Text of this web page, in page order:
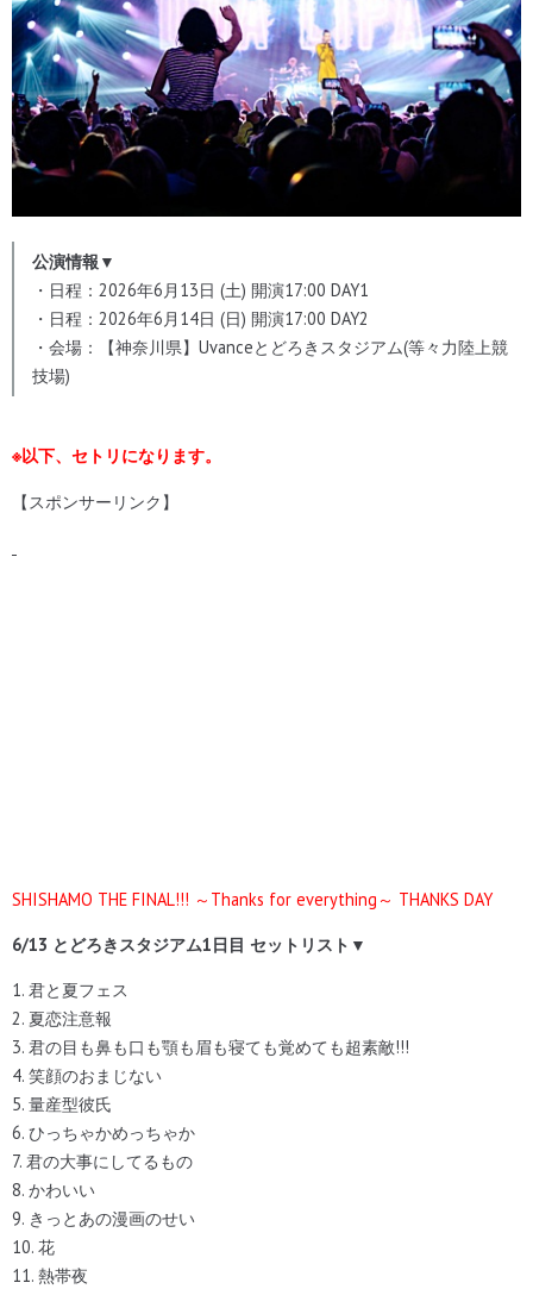
公演情報▼
・日程：2026年6月13日 (土) 開演17:00 DAY1
・日程：2026年6月14日 (日) 開演17:00 DAY2
・会場：【神奈川県】Uvanceとどろきスタジアム(等々力陸上競
技場)
※以下、セトリになります。
【スポンサーリンク】
SHISHAMO THE FINAL!!! ～Thanks for everything～ THANKS DAY
6/13 とどろきスタジアム1日目 セットリスト▼
1. 君と夏フェス
2. 夏恋注意報
3. 君の目も鼻も口も顎も眉も寝ても覚めても超素敵!!!
4. 笑顔のおまじない
5. 量産型彼氏
6. ひっちゃかめっちゃか
7. 君の大事にしてるもの
8. かわいい
9. きっとあの漫画のせい
10. 花
11. 熱帯夜